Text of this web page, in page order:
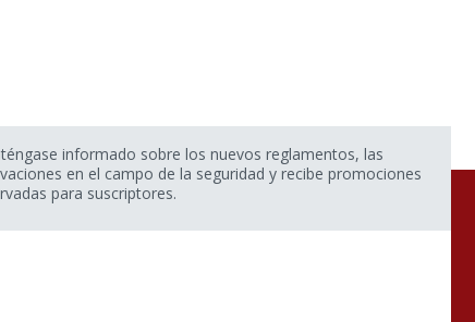
informado sobre los nuevos reglamentos, las
en el campo de la seguridad y recibe promociones
para suscriptores.